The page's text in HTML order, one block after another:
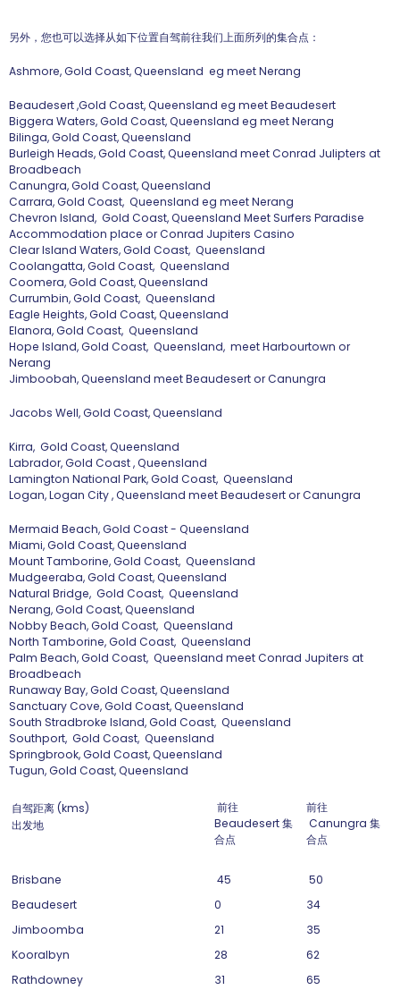
另外，您也可以选择从如下位置自驾前往我们上面所列的集合点：
Ashmore, Gold Coast, Queensland eg meet Nerang
Beaudesert ,Gold Coast, Queensland eg meet Beaudesert
Biggera Waters, Gold Coast, Queensland eg meet Nerang
Bilinga, Gold Coast, Queensland
Burleigh Heads, Gold Coast, Queensland meet Conrad Julipters at
Broadbeach
Canungra, Gold Coast, Queensland
Carrara, Gold Coast, Queensland eg meet Nerang
Chevron Island, Gold Coast, Queensland Meet Surfers Paradise
Accommodation place or Conrad Jupiters Casino
Clear Island Waters, Gold Coast, Queensland
Coolangatta, Gold Coast, Queensland
Coomera, Gold Coast, Queensland
Currumbin, Gold Coast, Queensland
Eagle Heights, Gold Coast, Queensland
Elanora, Gold Coast, Queensland
Hope Island, Gold Coast, Queensland, meet Harbourtown or
Nerang
Jimboobah, Queensland meet Beaudesert or Canungra
Jacobs Well, Gold Coast, Queensland
Kirra, Gold Coast, Queensland
Labrador, Gold Coast , Queensland
Lamington National Park, Gold Coast, Queensland
Logan, Logan City , Queensland meet Beaudesert or Canungra
Mermaid Beach, Gold Coast - Queensland
Miami, Gold Coast, Queensland
Mount Tamborine, Gold Coast, Queensland
Mudgeeraba, Gold Coast, Queensland
Natural Bridge, Gold Coast, Queensland
Nerang, Gold Coast, Queensland
Nobby Beach, Gold Coast, Queensland
North Tamborine, Gold Coast, Queensland
Palm Beach, Gold Coast, Queensland meet Conrad Jupiters at
Broadbeach
Runaway Bay, Gold Coast, Queensland
Sanctuary Cove, Gold Coast, Queensland
South Stradbroke Island, Gold Coast, Queensland
Southport, Gold Coast, Queensland
Springbrook, Gold Coast, Queensland
Tugun, Gold Coast, Queensland
自驾距离 (kms)
出发地
前往
Beaudesert 集
合点
前往
Canungra 集
合点
Brisbane 45
50
Beaudesert
0
34
Jimboomba
21
35
Kooralbyn
28
62
Rathdowney
31
65